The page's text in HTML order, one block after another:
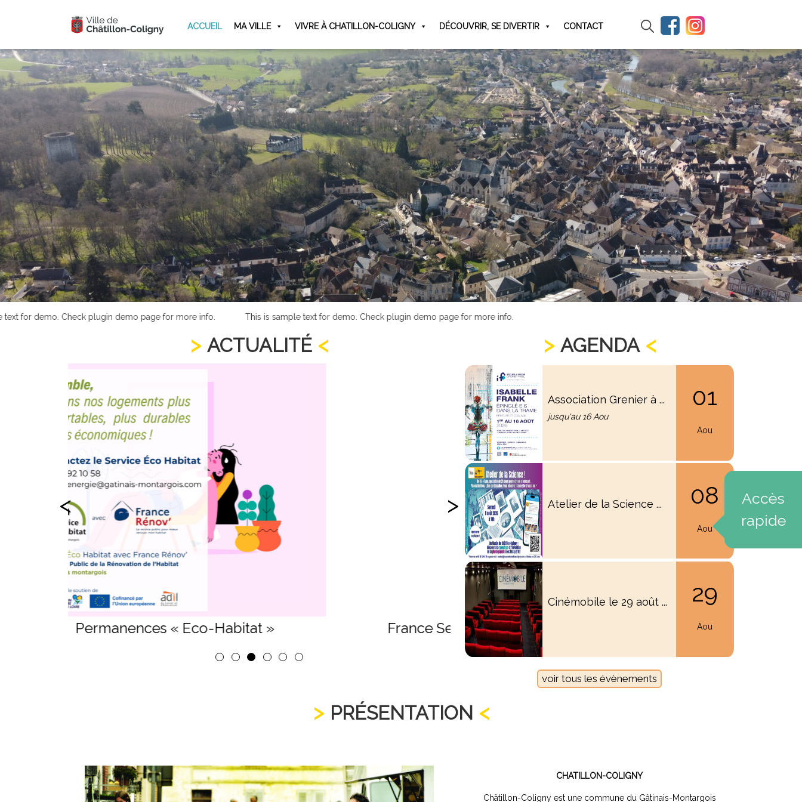
ACCUEIL MA VILLE VIVRE À CHATILLON-COLIGNY DÉCOUVRIR, SE DIVERTIR CONTACT
demo. Check plugin demo page for more info. This is sample text for demo. Check plugin demo page for more info.
ACTUALITÉ
<
France Service REUNION INFORMATION RETRAITE Accueil de Loisirs 3CFG
>
1 2 3 4 5 6
AGENDA
Association Grenier à ...
jusqu'au 16 Aou
01
Aou
Atelier de la Science ... 08
Aou
Cinémobile le 29 août ... 29
Aou
voir tous les évènements
PRÉSENTATION
CHATILLON-COLIGNY
Accès
rapide